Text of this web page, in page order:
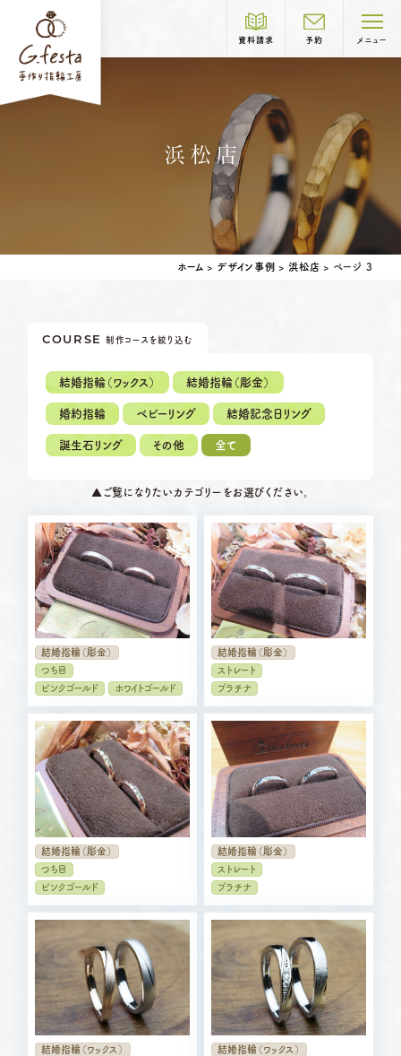
資料請求 予約 メニュー
G.festaについて
制作コース紹介
COURSE
結婚指輪 婚約指輪
ペアリングはこちら
デザイン事例
よくある質問
お店を探す
資料請求
浜松店
ホーム > デザイン事例 >浜松店 > ページ 3
COURSE 制作コースを絞り込む
▲ ご覧になりたいカテゴリーをお選びください。
結婚指輪（ワックス） 結婚指輪（彫金）
婚約指輪 ベビーリング 結婚記念日リング
誕生石リング その他 全て
結婚指輪（彫金）
つち目
ピンクゴールド
ホワイトゴールド
結婚指輪（彫金）
ストレート
プラチナ
結婚指輪（彫金）
つち目
ピンクゴールド
結婚指輪（彫金）
ストレート
プラチナ
結婚指輪（ワックス）
結婚指輪（ワックス）
岐阜本店 TEL.058-265-2756
営業時間 10:00〜18:30
定休日
第2・第4火曜日・毎週水曜日
※祝日の場合は営業
岡崎店 TEL.0564-74-8033
三重店 TEL.059-392-6577
営業時間 10:00〜18:30
定休日
火曜日・水曜日
※祝日の場合は営業
浜松店 TEL.053-455-2177
営業時間 10:00〜18:30
火曜日・水曜日
※祝日の場合は営業